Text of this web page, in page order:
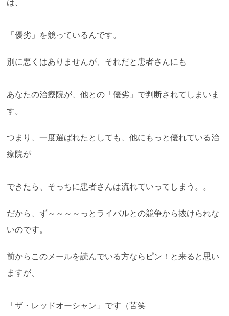
は、
「優劣」を競っているんです。
別に悪くはありませんが、それだと患者さんにも
あなたの治療院が、他との「優劣」で判断されてしまいま
す。
つまり、一度選ばれたとしても、他にもっと優れている治
療院が
できたら、そっちに患者さんは流れていってしまう。。
だから、ず～～～～っとライバルとの競争から抜けられな
いのです。
前からこのメールを読んでいる方ならピン！と来ると思い
ますが、
「ザ・レッドオーシャン」です（苦笑